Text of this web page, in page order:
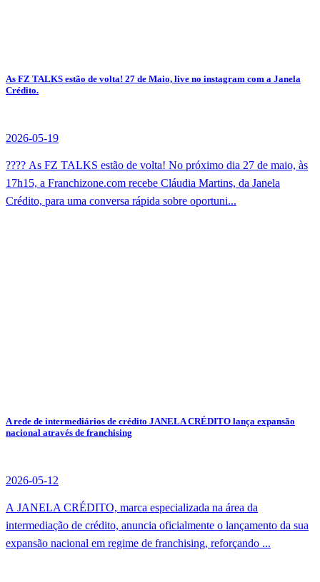
As FZ TALKS estão de volta! 27 de Maio, live no instagram com a Janela
Crédito.
2026-05-19
???? As FZ TALKS estão de volta! No próximo dia 27 de maio, às
17h15, a Franchizone.com recebe Cláudia Martins, da Janela
Crédito, para uma conversa rápida sobre oportuni...
A rede de intermediários de crédito JANELA CRÉDITO lança expansão
nacional através de franchising
2026-05-12
A JANELA CRÉDITO, marca especializada na área da
intermediação de crédito, anuncia oficialmente o lançamento da sua
expansão nacional em regime de franchising, reforçando ...